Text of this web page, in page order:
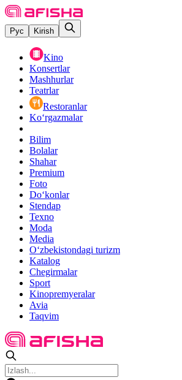
Рус Kirish
Kino
Konsertlar
Mashhurlar
Teatrlar
Restoranlar
Ko‘rgazmalar
Bilim
Bolalar
Shahar
Premium
Foto
Do‘konlar
Stendap
Texno
Moda
Media
O‘zbekistondagi turizm
Katalog
Chegirmalar
Sport
Kinopremyeralar
Avia
Taqvim